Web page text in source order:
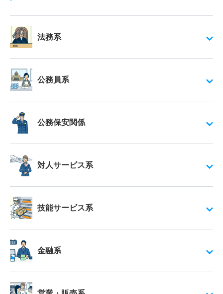
法務系
公務員系
公務保安関係
対人サービス系
技能サービス系
金融系